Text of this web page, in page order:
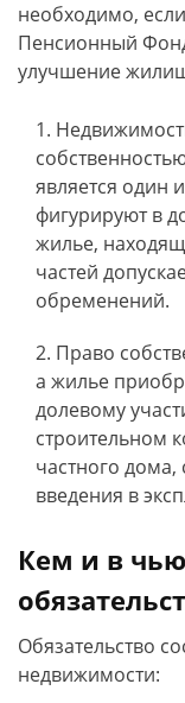
необходимо,
Пенсионный
улучшение
является один
фигурируют в
жилье,
частей
обременений.
Право
а жилье
долевому
строительном
частного дома,
введения в
Кем и в чью
Обязательство
недвижимости: